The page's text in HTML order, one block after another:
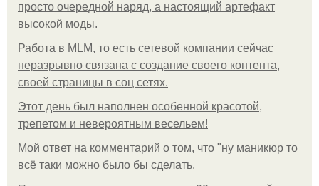
просто очередной наряд, а настоящий артефакт
высокой моды.
Работа в MLM, то есть сетевой компании сейчас
неразрывно связана с создание своего контента,
своей страницы в соц сетях.
Этот день был наполнен особенной красотой,
трепетом и невероятным весельем!
Мой ответ на комментарий о том, что "ну маникюр то
всё таки можно было бы сделать.